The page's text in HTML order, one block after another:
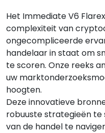
Het Immediate V6
complexiteit van
ongecompliceerde
handelaar in staat om
te scoren. Onze reeks
uw
hoogten.
Deze innovatieve
robuuste strategieën te
van de handel te